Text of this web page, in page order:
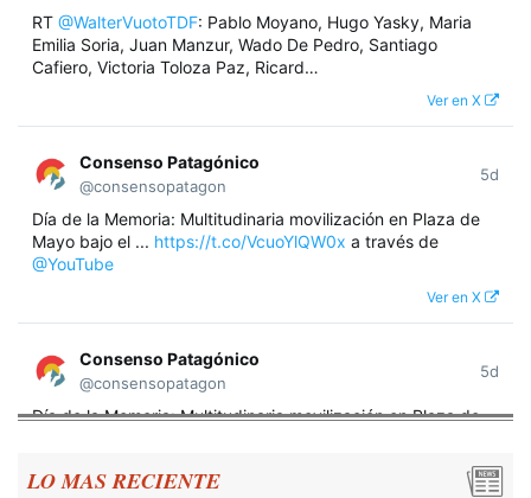
RT @WalterVuotoTDF: Pablo Moyano, Hugo Yasky, Maria
Emilia Soria, Juan Manzur, Wado De Pedro, Santiago
Cafiero, Victoria Toloza Paz, Ricard…
Ver en X
Consenso Patagónico
@consensopatagon
5d
Día de la Memoria: Multitudinaria movilización en Plaza de
Mayo bajo el ... https://t.co/VcuoYlQW0x a través de
@YouTube
Ver en X
Consenso Patagónico
@consensopatagon
5d
Día de la Memoria: Multitudinaria movilización en Plaza de
Rosada para reivindicar los derechos humanos y la
LO MAS RECIENTE